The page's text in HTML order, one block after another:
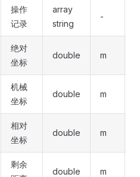
操作
记录
array
string
-
绝对
坐标
double m
机械
坐标
double m
相对
坐标
double m
剩余
double m